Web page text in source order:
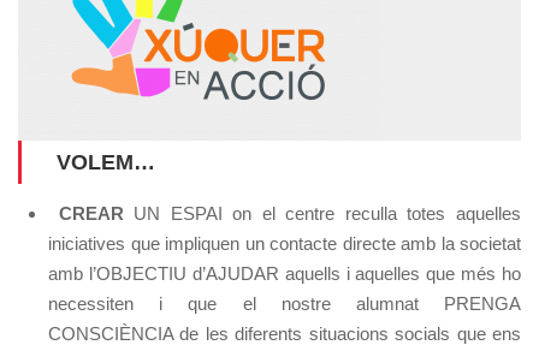
VOLEM…
CREAR UN ESPAI on el centre reculla totes aquelles
iniciatives que impliquen un contacte directe amb la societat
amb l’OBJECTIU d’AJUDAR aquells i aquelles que més ho
necessiten i que el nostre alumnat PRENGA
CONSCIÈNCIA de les diferents situacions socials que ens